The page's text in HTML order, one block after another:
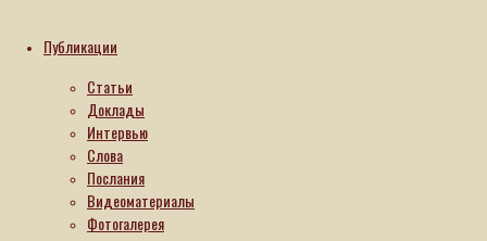
Публикации
Статьи
Доклады
Интервью
Слова
Послания
Видеоматериалы
Фотогалерея